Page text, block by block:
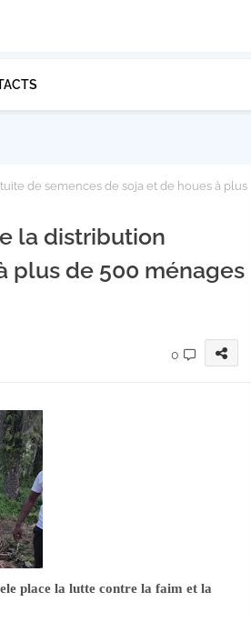
de semences de soja et de houes à plus
la distribution
plus de 500 ménages
0
place la lutte contre la faim et la